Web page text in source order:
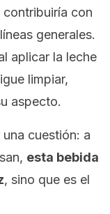
con
generales.
aplicar la leche
limpiar,
aspecto.
cuestión: a
esta bebida
, sino que es el